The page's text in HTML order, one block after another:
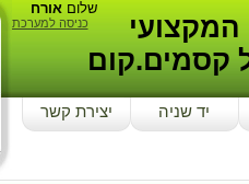
שלוםאורח
כניסה למערכת
קסמים.קום
יד שניה יצירת קשר